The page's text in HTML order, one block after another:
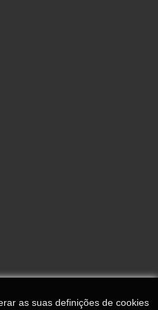
as suas definições de cookies